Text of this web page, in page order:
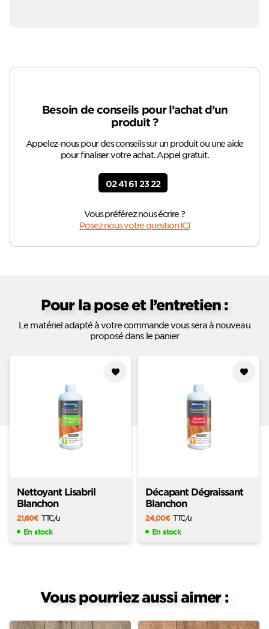
Besoin de conseils pour l’achat d’un
produit ?
Appelez-nous pour des conseils sur un produit ou une aide
pour finaliser votre achat. Appel gratuit.
02 41 61 23 22
Vous préférez nous écrire ?
Posez nous votre question ICI
Pour la pose et l’entretien :
Le matériel adapté à votre commande vous sera à nouveau
proposé dans le panier
à mes
Nettoyant Lisabril
Blanchon
21,60€ TTC/u
En stock
à mes
Décapant Dégraissant
Blanchon
24,00€ TTC/u
En stock
Vous pourriez aussi aimer :